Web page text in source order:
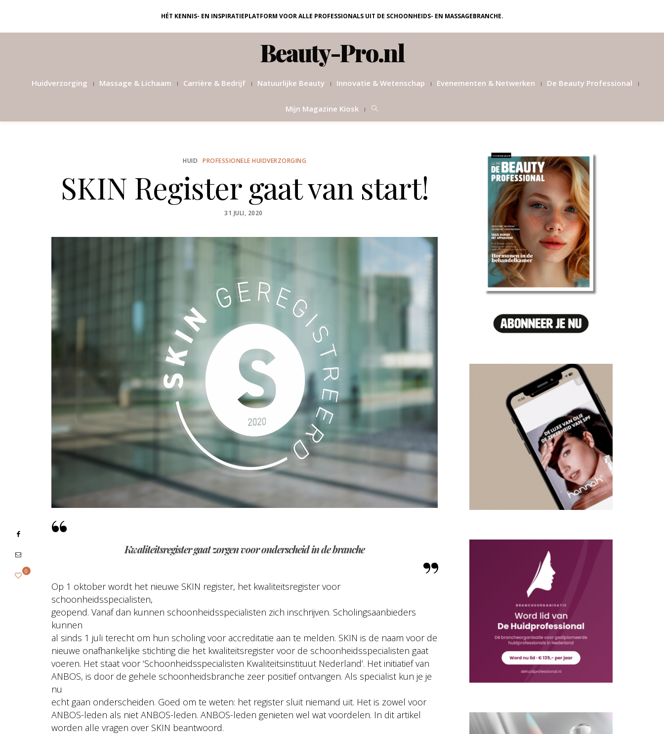
HÉT KENNIS- EN INSPIRATIEPLATFORM VOOR ALLE PROFESSIONALS UIT DE SCHOONHEIDS- EN MASSAGEBRANCHE.
Beauty-Pro.nl
Huidverzorging Massage & Lichaam Carrière & Bedrijf Natuurlijke Beauty Innovatie & Wetenschap Evenementen & Netwerken De Beauty Professional
Mijn Magazine Kiosk
HUID PROFESSIONELE HUIDVERZORGING
SKIN Register gaat van start!
POSTED
31 JULI, 2020
Kwaliteitsregister gaat zorgen voor onderscheid in de branche
Op 1 oktober wordt het nieuwe SKIN register, het kwaliteitsregister voor
schoonheidsspecialisten,
geopend. Vanaf dan kunnen schoonheidsspecialisten zich inschrijven. Scholingsaanbieders
kunnen
al sinds 1 juli terecht om hun scholing voor accreditatie aan te melden. SKIN is de naam voor de
nieuwe onafhankelijke stichting die het kwaliteitsregister voor de schoonheidsspecialisten gaat
voeren. Het staat voor ‘Schoonheidsspecialisten Kwaliteitsinstituut Nederland’. Het initiatief van
ANBOS, is door de gehele schoonheidsbranche zeer positief ontvangen. Als specialist kun je je
nu
echt gaan onderscheiden. Goed om te weten: het register sluit niemand uit. Het is zowel voor
ANBOS-leden als niet ANBOS-leden. ANBOS-leden genieten wel wat voordelen. In dit artikel
worden alle vragen over SKIN beantwoord.
0